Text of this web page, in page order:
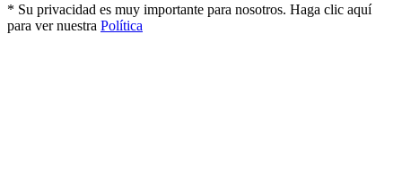
* Su privacidad es muy importante para nosotros. Haga clic aquí
para ver nuestra Política